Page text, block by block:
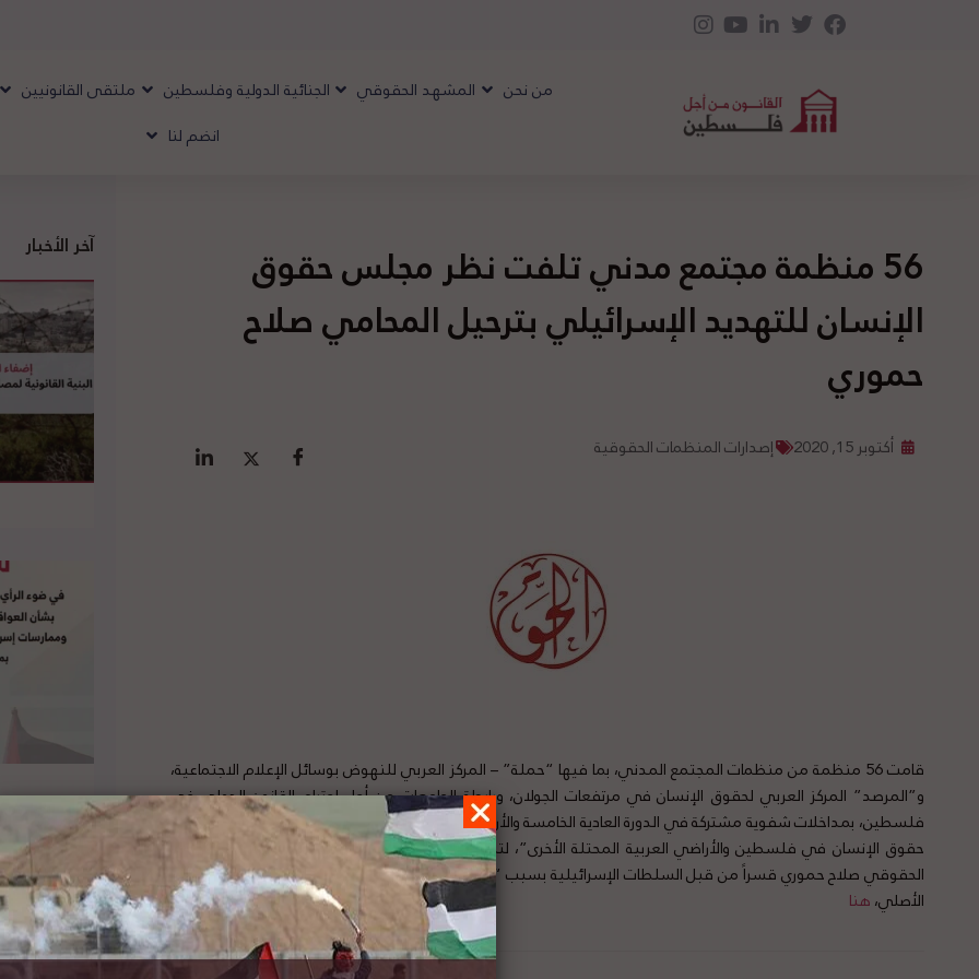
من نحن المشهد الحقوقي الجنائية الدولية وفلسطين ملتقى القانونيين
انضم لنا
56 منظمة مجتمع مدني تلفت نظر مجلس حقوق
الإنسان للتهديد الإسرائيلي بترحيل المحامي صلاح
حموري
أكتوبر 15, 2020 إصدارات المنظمات الحقوقية
قامت 56 منظمة من منظمات المجتمع المدني، بما فيها “حملة” – المركز العربي للنهوض بوسائل الإعلام الاجتماعية،
و”المرصد” المركز العربي لحقوق الإنسان في مرتفعات الجولان، ورابطة الجامعات من أجل احترام القانون الدولي في
فلسطين، بمداخلات شفوية مشتركة في الدورة العادية الخامسة والأربعين لمجلس حقوق الإنسان، في إطار البند 7 “حالة
حقوق الإنسان في فلسطين والأراضي العربية المحتلة الأخرى”، لتسليط الضوء على التهديد الوشيك بطرد المحامي
الحقوقي صلاح حموري قسراً من قبل السلطات الإسرائيلية بسبب “انتهاك الولاء لدولة إسرائيل”. لتفاصيل الخبر ومصدره
الأصلي،هنا
آخر الأخبار